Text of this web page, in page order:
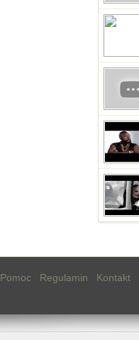
Pomoc Regulamin Kontakt